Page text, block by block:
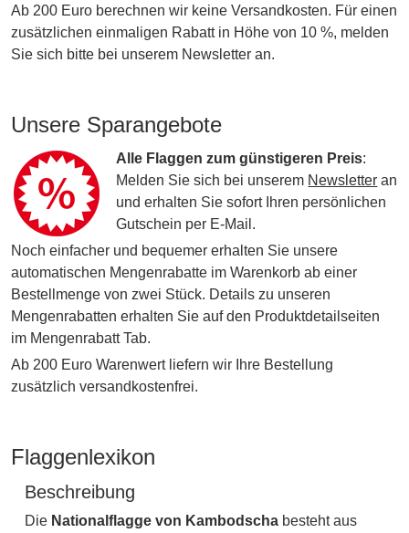
Ab 200 Euro berechnen wir keine Versandkosten. Für einen
zusätzlichen einmaligen Rabatt in Höhe von 10 %, melden
Sie sich bitte bei unserem Newsletter an.
Unsere Sparangebote
Alle Flaggen zum günstigeren Preis:
Melden Sie sich bei unserem Newsletter an
und erhalten Sie sofort Ihren persönlichen
Gutschein per E-Mail.
Noch einfacher und bequemer erhalten Sie unsere
automatischen Mengenrabatte im Warenkorb ab einer
Bestellmenge von zwei Stück. Details zu unseren
Mengenrabatten erhalten Sie auf den Produktdetailseiten
im Mengenrabatt Tab.
Ab 200 Euro Warenwert liefern wir Ihre Bestellung
zusätzlich versandkostenfrei.
Flaggenlexikon
Beschreibung
Die Nationalflagge von Kambodscha besteht aus